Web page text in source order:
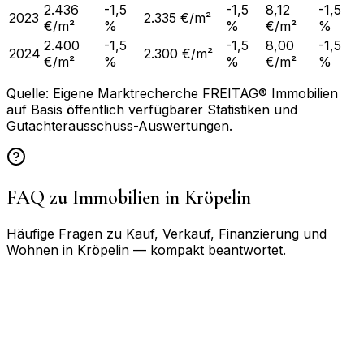
2023 2.436
€/m²
-1,5
%
2.335 €/m²
-1,5
%
8,12
€/m²
-1,5
%
2024 2.400
€/m²
-1,5
%
2.300 €/m²
-1,5
%
8,00
€/m²
-1,5
%
Quelle: Eigene Marktrecherche FREITAG® Immobilien
auf Basis öffentlich verfügbarer Statistiken und
Gutachterausschuss-Auswertungen.
FAQ zu Immobilien in Kröpelin
Häufige Fragen zu Kauf, Verkauf, Finanzierung und
Wohnen in Kröpelin — kompakt beantwortet.